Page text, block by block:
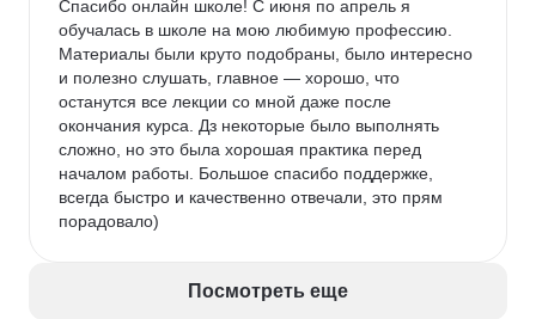
Спасибо онлайн школе! С июня по апрель я
обучалась в школе на мою любимую профессию.
Материалы были круто подобраны, было интересно
и полезно слушать, главное — хорошо, что
останутся все лекции со мной даже после
окончания курса. Дз некоторые было выполнять
сложно, но это была хорошая практика перед
началом работы. Большое спасибо поддержке,
всегда быстро и качественно отвечали, это прям
порадовало)
Посмотреть еще